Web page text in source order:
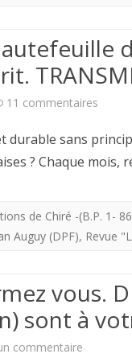
NATION
LE
11 commentaires
Xavier
de
la
”
durable sans
? Chaque
de Chiré -(B.P. 1-
Auguy (DPF), Revue
vous.
sont à
commentaire